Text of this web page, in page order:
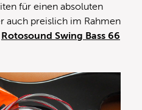
für einen absoluten
auch preislich im Rahmen
Rotosound Swing Bass 66